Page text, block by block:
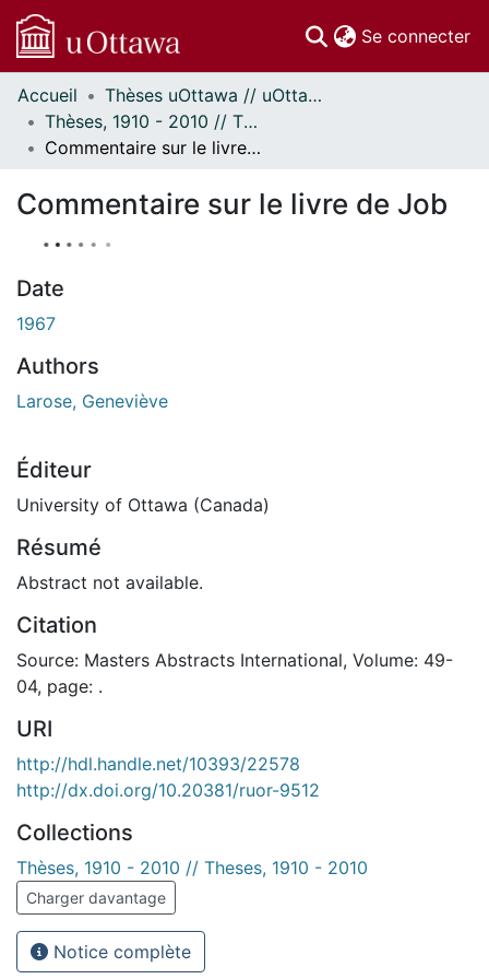
Se connecter
Communautés
et collections
Parcourir
À propos
Accueil
Thèses uOttawa // uOttawa Theses
Thèses, 1910 - 2010 // Theses, 1910 - 2010
Commentaire sur le livre de Job
Commentaire sur le livre de Job
Date
1967
Authors
Larose, Geneviève
Éditeur
University of Ottawa (Canada)
Résumé
Abstract not available.
Citation
Source: Masters Abstracts International, Volume: 49-
04, page: .
URI
http://hdl.handle.net/10393/22578
http://dx.doi.org/10.20381/ruor-9512
Collections
Thèses, 1910 - 2010 // Theses, 1910 - 2010
Charger davantage
Notice complète